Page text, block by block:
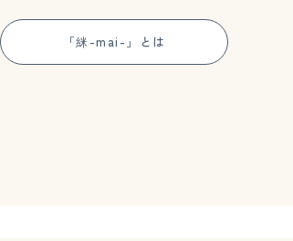
「䋛-mai-」とは